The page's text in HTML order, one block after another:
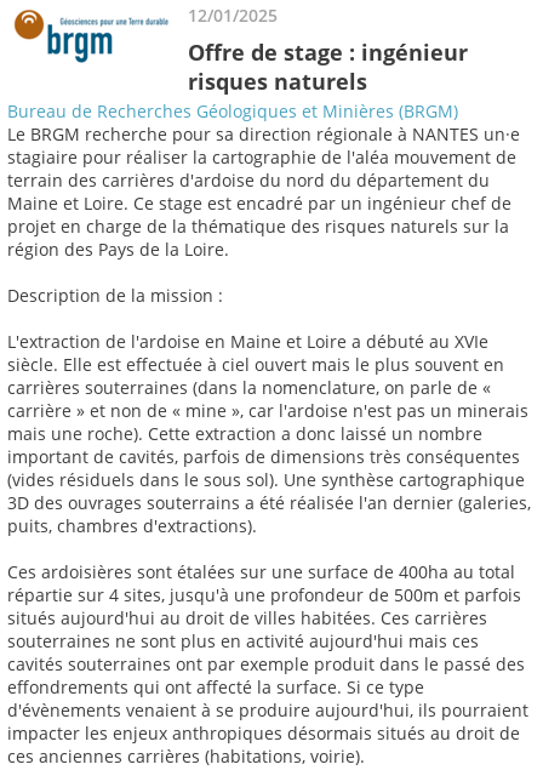
12/01/2025
Offre de stage : ingénieur
risques naturels
Bureau de Recherches Géologiques et Minières (BRGM)
Le BRGM recherche pour sa direction régionale à NANTES un·e
stagiaire pour réaliser la cartographie de l'aléa mouvement de
terrain des carrières d'ardoise du nord du département du
Maine et Loire. Ce stage est encadré par un ingénieur chef de
projet en charge de la thématique des risques naturels sur la
région des Pays de la Loire.
Description de la mission :
L'extraction de l'ardoise en Maine et Loire a débuté au XVIe
siècle. Elle est effectuée à ciel ouvert mais le plus souvent en
carrières souterraines (dans la nomenclature, on parle de «
carrière » et non de « mine », car l'ardoise n'est pas un minerais
mais une roche). Cette extraction a donc laissé un nombre
important de cavités, parfois de dimensions très conséquentes
(vides résiduels dans le sous sol). Une synthèse cartographique
3D des ouvrages souterrains a été réalisée l'an dernier (galeries,
puits, chambres d'extractions).
Ces ardoisières sont étalées sur une surface de 400ha au total
répartie sur 4 sites, jusqu'à une profondeur de 500m et parfois
situés aujourd'hui au droit de villes habitées. Ces carrières
souterraines ne sont plus en activité aujourd'hui mais ces
cavités souterraines ont par exemple produit dans le passé des
effondrements qui ont affecté la surface. Si ce type
d'évènements venaient à se produire aujourd'hui, ils pourraient
impacter les enjeux anthropiques désormais situés au droit de
ces anciennes carrières (habitations, voirie).